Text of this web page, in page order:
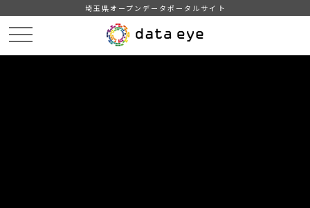
埼玉県オープンデータポータルサイト